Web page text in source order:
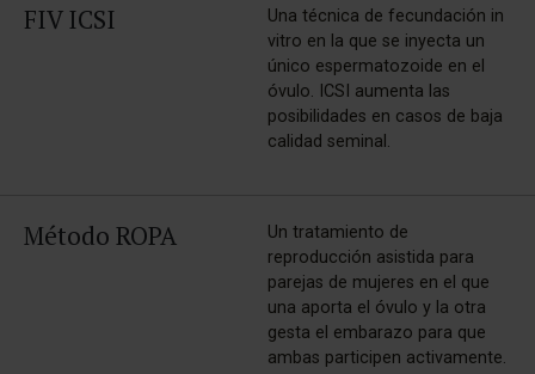
FIV ICSI
Una técnica de fecundación in
vitro en la que se inyecta un
único espermatozoide en el
óvulo. ICSI aumenta las
posibilidades en casos de baja
calidad seminal.
Método ROPA
Un tratamiento de
reproducción asistida para
parejas de mujeres en el que
una aporta el óvulo y la otra
gesta el embarazo para que
ambas participen activamente.